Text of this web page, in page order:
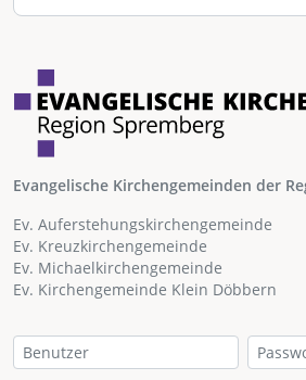
Evangelische Kirchengemeinden der
Ev. Auferstehungskirchengemeinde
Ev. Kreuzkirchengemeinde
Ev. Michaelkirchengemeinde
Ev. Kirchengemeinde Klein Döbbern